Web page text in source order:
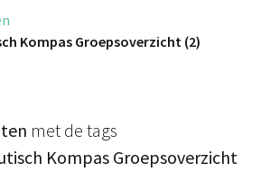
Kompas Groepsoverzicht (2)
met de tags
Kompas Groepsoverzicht